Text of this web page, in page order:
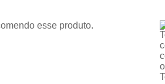
esse produto.